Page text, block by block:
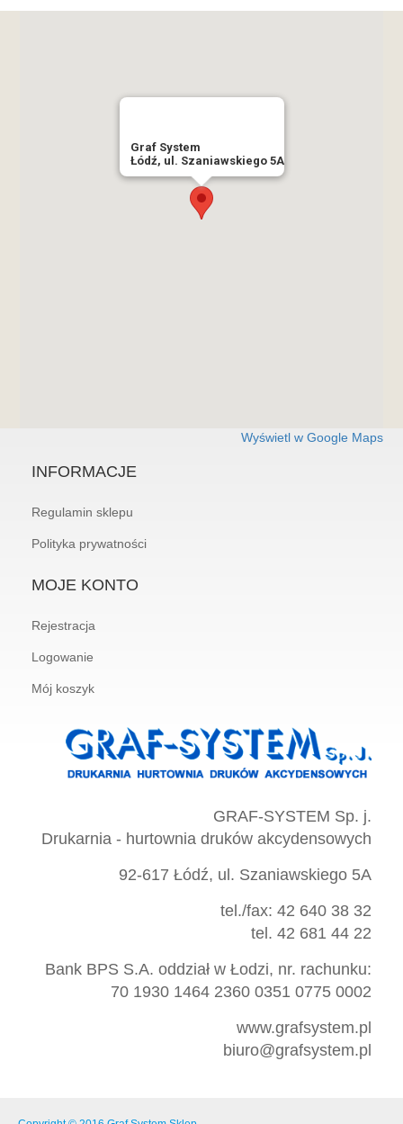
Graf System
Łódź, ul. Szaniawskiego 5A
Wyświetl w Google Maps
INFORMACJE
Regulamin sklepu
Polityka prywatności
MOJE KONTO
Rejestracja
Logowanie
Mój koszyk
GRAF-SYSTEM Sp. j.
Drukarnia - hurtownia druków akcydensowych
92-617 Łódź, ul. Szaniawskiego 5A
tel./fax: 42 640 38 32
tel. 42 681 44 22
Bank BPS S.A. oddział w Łodzi, nr. rachunku:
70 1930 1464 2360 0351 0775 0002
www.grafsystem.pl
biuro@grafsystem.pl